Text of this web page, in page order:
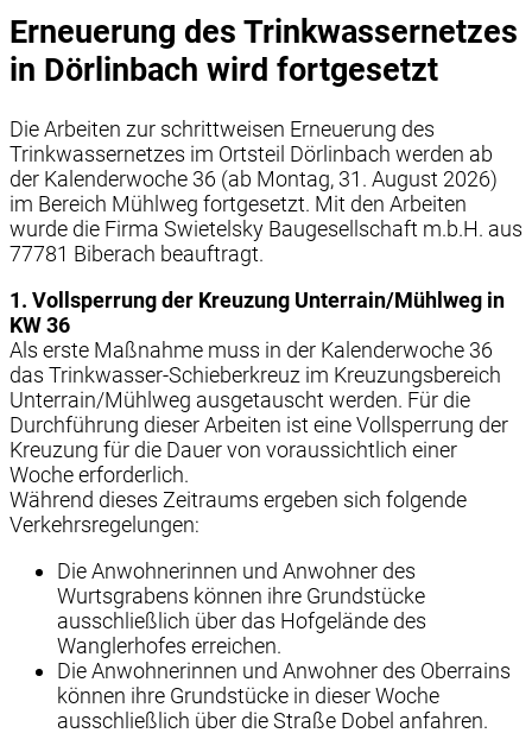
Erneuerung des Trinkwassernetzes
in Dörlinbach wird fortgesetzt
Die Arbeiten zur schrittweisen Erneuerung des
Trinkwassernetzes im Ortsteil Dörlinbach werden ab
der Kalenderwoche 36 (ab Montag, 31. August 2026)
im Bereich Mühlweg fortgesetzt. Mit den Arbeiten
wurde die Firma Swietelsky Baugesellschaft m.b.H. aus
77781 Biberach beauftragt.
1. Vollsperrung der Kreuzung Unterrain/Mühlweg in
KW 36
Als erste Maßnahme muss in der Kalenderwoche 36
das Trinkwasser-Schieberkreuz im Kreuzungsbereich
Unterrain/Mühlweg ausgetauscht werden. Für die
Durchführung dieser Arbeiten ist eine Vollsperrung der
Kreuzung für die Dauer von voraussichtlich einer
Woche erforderlich.
Während dieses Zeitraums ergeben sich folgende
Verkehrsregelungen:
Die Anwohnerinnen und Anwohner des
Wurtsgrabens können ihre Grundstücke
ausschließlich über das Hofgelände des
Wanglerhofes erreichen.
Die Anwohnerinnen und Anwohner des Oberrains
können ihre Grundstücke in dieser Woche
ausschließlich über die Straße Dobel anfahren.